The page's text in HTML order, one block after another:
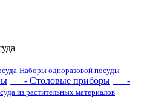
Наборы одноразовой посуды
- Столовые приборы
-
из растительных материалов